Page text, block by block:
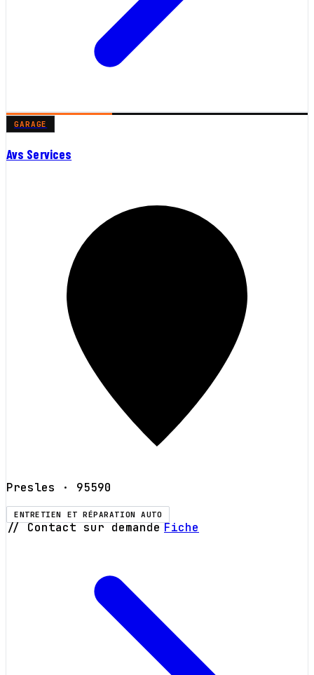
GARAGE
Avs Services
Presles · 95590
ENTRETIEN ET RÉPARATION AUTO
// Contact sur demande Fiche